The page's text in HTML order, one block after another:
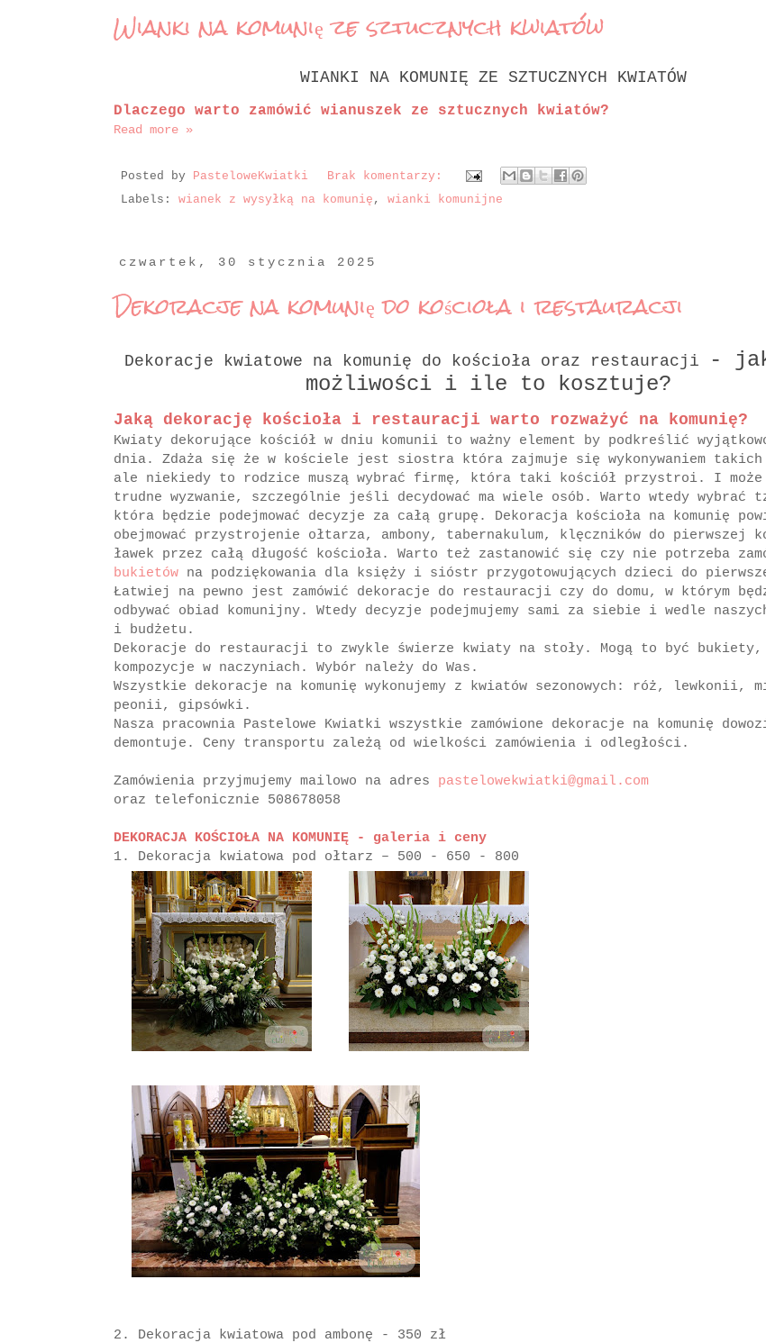
Wianki na komunię ze sztucznych kwiatów
WIANKI NA KOMUNIĘ ZE SZTUCZNYCH KWIATÓW
Dlaczego warto zamówić wianuszek ze sztucznych kwiatów?
Read more »
Posted by PasteloweKwiatki
Brak komentarzy:
Labels: wianek z wysyłką na komunię , wianki komunijne
czwartek, 30 stycznia 2025
Dekoracje na komunię do kościoła i restauracji
Dekoracje kwiatowe na komunię do kościoła oraz restauracji
-
możliwości i ile to kosztuje?
Jaką dekorację kościoła i restauracji warto rozważyć na komunię?
Kwiaty dekorujące kościół w dniu komunii to ważny element by podkreślić
dnia. Zdaża się że w kościele jest siostra która zajmuje się wykonywaniem
ale niekiedy to rodzice muszą wybrać firmę, która taki kościół przystroi. I
trudne wyzwanie, szczególnie jeśli decydować ma wiele osób. Warto wtedy wybrać
która będzie podejmować decyzje za całą grupę. Dekoracja kościoła na komunię
obejmować przystrojenie ołtarza, ambony, tabernakulum, klęczników do pierwszej
ławek przez całą długość kościoła. Warto też zastanowić się czy nie potrzeba
bukietów na podziękowania dla księży i sióstr przygotowujących dzieci do
Łatwiej na pewno jest zamówić dekoracje do restauracji czy do domu, w którym
odbywać obiad komunijny. Wtedy decyzje podejmujemy sami za siebie i wedle
i budżetu.
Dekoracje do restauracji to zwykle świerze kwiaty na stoły. Mogą to być
kompozycje w naczyniach. Wybór należy do Was.
Wszystkie dekoracje na komunię wykonujemy z kwiatów sezonowych: róż, lewkonii,
peonii, gipsówki.
Nasza pracownia Pastelowe Kwiatki wszystkie zamówione dekoracje na komunię
demontuje. Ceny transportu zależą od wielkości zamówienia i odległości.
Zamówienia przyjmujemy mailowo na adres pastelowekwiatki@gmail.com
oraz telefonicznie 508678058
DEKORACJA KOŚCIOŁA NA KOMUNIĘ - galeria i ceny
1. Dekoracja kwiatowa pod ołtarz – 500 - 650 - 800
2. Dekoracja kwiatowa pod ambonę - 350 zł